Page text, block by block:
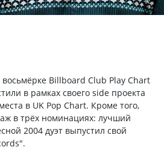
восьмёрке Billboard Club Play Chart
в рамках своего side проекта
в UK Pop Chart. Кроме того,
в трёх номинациях: лучший
2004 дуэт выпустил свой